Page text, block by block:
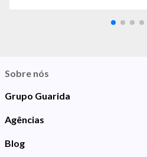
Sobre nós
Grupo Guarida
Agências
Blog